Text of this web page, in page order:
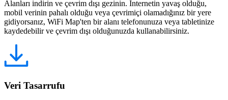
Alanları indirin ve çevrim dışı gezinin. İnternetin yavaş olduğu,
mobil verinin pahalı olduğu veya çevrimiçi olamadığınız bir yere
gidiyorsanız, WiFi Map'ten bir alanı telefonunuza veya tabletinize
kaydedebilir ve çevrim dışı olduğunuzda kullanabilirsiniz.
Veri Tasarrufu